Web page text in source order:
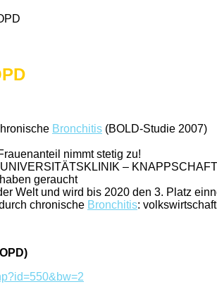
Bronchitis (BOLD-Studie 2007)
nimmt stetig zu!
–
geraucht
Welt und wird bis 2020 den 3. Platz
chronische Bronchitis: